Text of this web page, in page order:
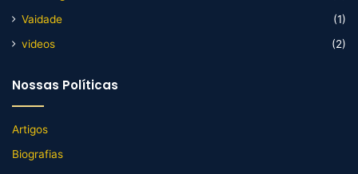
Vaidade
(1)
videos
(2)
Nossas Políticas
Artigos
Biografias